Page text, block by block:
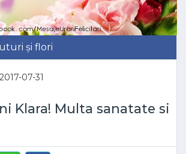
și flori
2017-07-31
Klara! Multa sanatate si